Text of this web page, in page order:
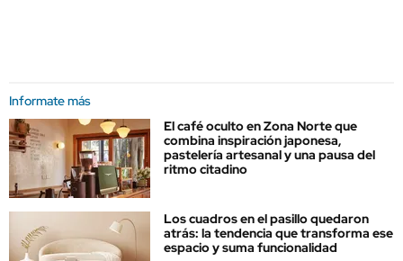
Informate más
El café oculto en Zona Norte que
combina inspiración japonesa,
pastelería artesanal y una pausa del
ritmo citadino
Los cuadros en el pasillo quedaron
atrás: la tendencia que transforma ese
espacio y suma funcionalidad